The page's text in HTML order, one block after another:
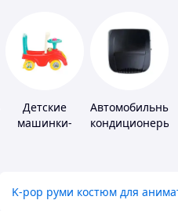
Детские
машинки-
Автомобильные
кондиционеры
K-pop руми костюм для